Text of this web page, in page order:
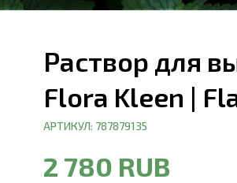
Раствор для
Flora Kleen |
АРТИКУЛ: 787879135
2 780 RUB